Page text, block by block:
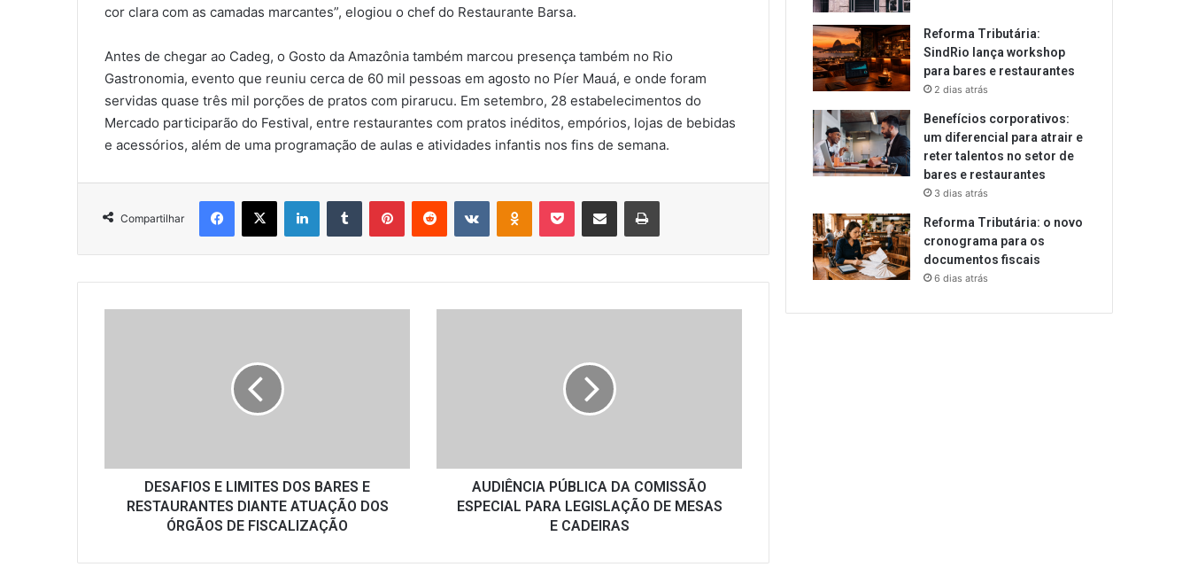
cor clara com as camadas marcantes”, elogiou o chef do Restaurante Barsa.
Antes de chegar ao Cadeg, o Gosto da Amazônia também marcou presença também no Rio
Gastronomia, evento que reuniu cerca de 60 mil pessoas em agosto no Píer Mauá, e onde foram
servidas quase três mil porções de pratos com pirarucu. Em setembro, 28 estabelecimentos do
Mercado participarão do Festival, entre restaurantes com pratos inéditos, empórios, lojas de bebidas
e acessórios, além de uma programação de aulas e atividades infantis nos fins de semana.
Compartilhar
Facebook
X LinkedinTumblr PinterestReddit VK OK Pocket Compartilhar via e-mail Imprimir
ATUAÇÃO
ÓRGÃOS
DESAFIOS E LIMITES DOS BARES E
RESTAURANTES DIANTE ATUAÇÃO DOS
ÓRGÃOS DE FISCALIZAÇÃO
MESAS
CADEIRAS
AUDIÊNCIA PÚBLICA DA COMISSÃO
ESPECIAL PARA LEGISLAÇÃO DE MESAS
E CADEIRAS
Reforma Tributária:
SindRio lança workshop
para bares e restaurantes
2 dias atrás
Benefícios corporativos:
um diferencial para atrair e
reter talentos no setor de
bares e restaurantes
3 dias atrás
Reforma Tributária: o novo
cronograma para os
documentos fiscais
6 dias atrás